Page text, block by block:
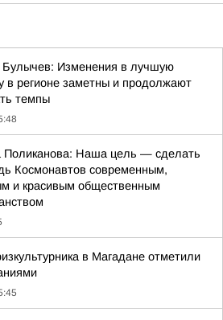
Булычев: Изменения в лучшую
в регионе заметны и продолжают
темпы
Поликанова: Наша цель — сделать
Космонавтов современным,
и красивым общественным
в Магадане отметили